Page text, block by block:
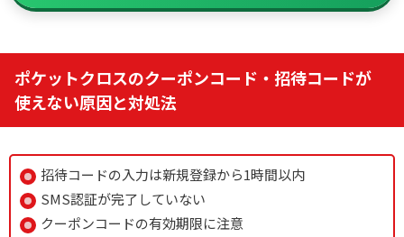
ポケットクロスのクーポンコード・招待コードが
使えない原因と対処法
招待コードの入力は新規登録から1時間以内
SMS認証が完了していない
クーポンコードの有効期限に注意